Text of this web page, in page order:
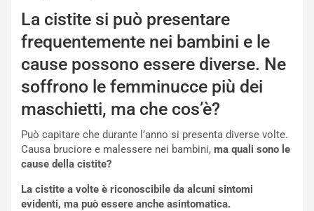
La cistite si può presentare
frequentemente nei bambini e le
cause possono essere diverse. Ne
soffrono le femminucce più dei
maschietti, ma che cos’è?
Può capitare che durante l’anno si presenta diverse volte.
Causa bruciore e malessere nei bambini, ma quali sono le
cause della cistite?
La cistite a volte è riconoscibile da alcuni sintomi
evidenti, ma può essere anche asintomatica.